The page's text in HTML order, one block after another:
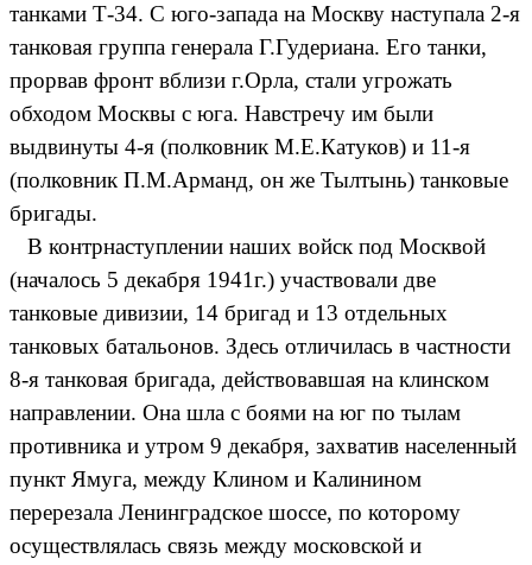
танками Т-34. С юго-запада на Москву наступала 2-я
танковая группа генерала Г.Гудериана. Его танки,
прорвав фронт вблизи г.Орла, стали угрожать
обходом Москвы с юга. Навстречу им были
выдвинуты 4-я (полковник М.Е.Катуков) и 11-я
(полковник П.М.Арманд, он же Тылтынь) танковые
бригады.
В контрнаступлении наших войск под Москвой
(началось 5 декабря 1941г.) участвовали две
танковые дивизии, 14 бригад и 13 отдельных
танковых батальонов. Здесь отличилась в частности
8-я танковая бригада, действовавшая на клинском
направлении. Она шла с боями на юг по тылам
противника и утром 9 декабря, захватив населенный
пункт Ямуга, между Клином и Калинином
перерезала Ленинградское шоссе, по которому
осуществлялась связь между московской и